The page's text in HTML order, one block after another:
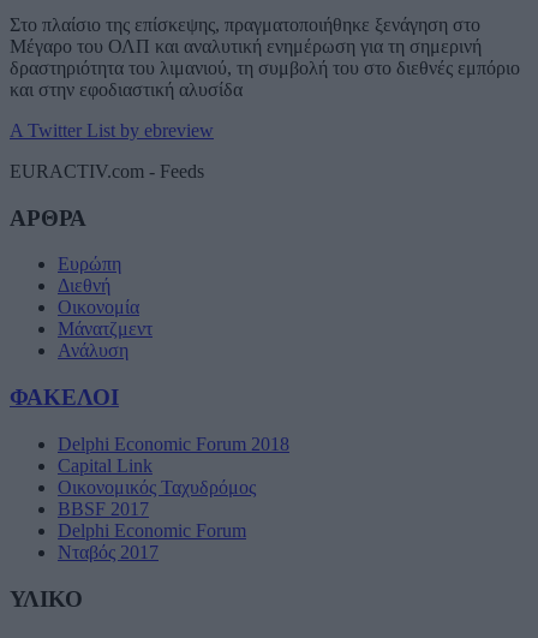
Στο πλαίσιο της επίσκεψης, πραγματοποιήθηκε ξενάγηση στο
Μέγαρο του ΟΛΠ και αναλυτική ενημέρωση για τη σημερινή
δραστηριότητα του λιμανιού, τη συμβολή του στο διεθνές εμπόριο
και στην εφοδιαστική αλυσίδα
A Twitter List by ebreview
EURACTIV.com - Feeds
ΑΡΘΡΑ
Ευρώπη
Διεθνή
Οικονομία
Μάνατζμεντ
Ανάλυση
ΦΑΚΕΛΟΙ
Delphi Economic Forum 2018
Capital Link
Οικονομικός Ταχυδρόμος
BBSF 2017
Delphi Economic Forum
Νταβός 2017
ΥΛΙΚΟ